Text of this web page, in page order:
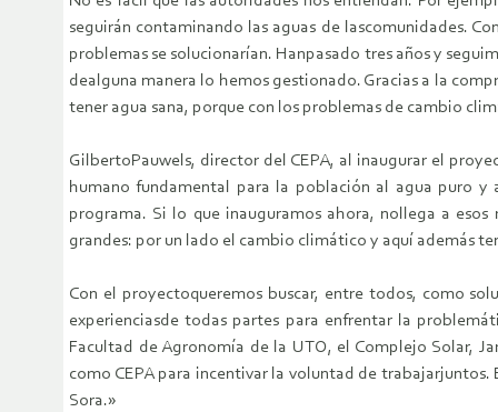
seguirán contaminando las aguas de lascomunidades.
problemas se solucionarían. Hanpasado tres años y
dealguna manera lo hemos gestionado. Gracias a la
tener agua sana, porque con los problemas de cambio
GilbertoPauwels, director del CEPA, al inaugurar el
humano fundamental para la población al agua puro y
programa. Si lo que inauguramos ahora, nollega a
grandes: por un lado el cambio climático y aquí además
Con el proyectoqueremos buscar, entre todos, como
experienciasde todas partes para enfrentar la
Facultad de Agronomía de la UTO, el Complejo Solar,
como CEPA para incentivar la voluntad de
Sora.»